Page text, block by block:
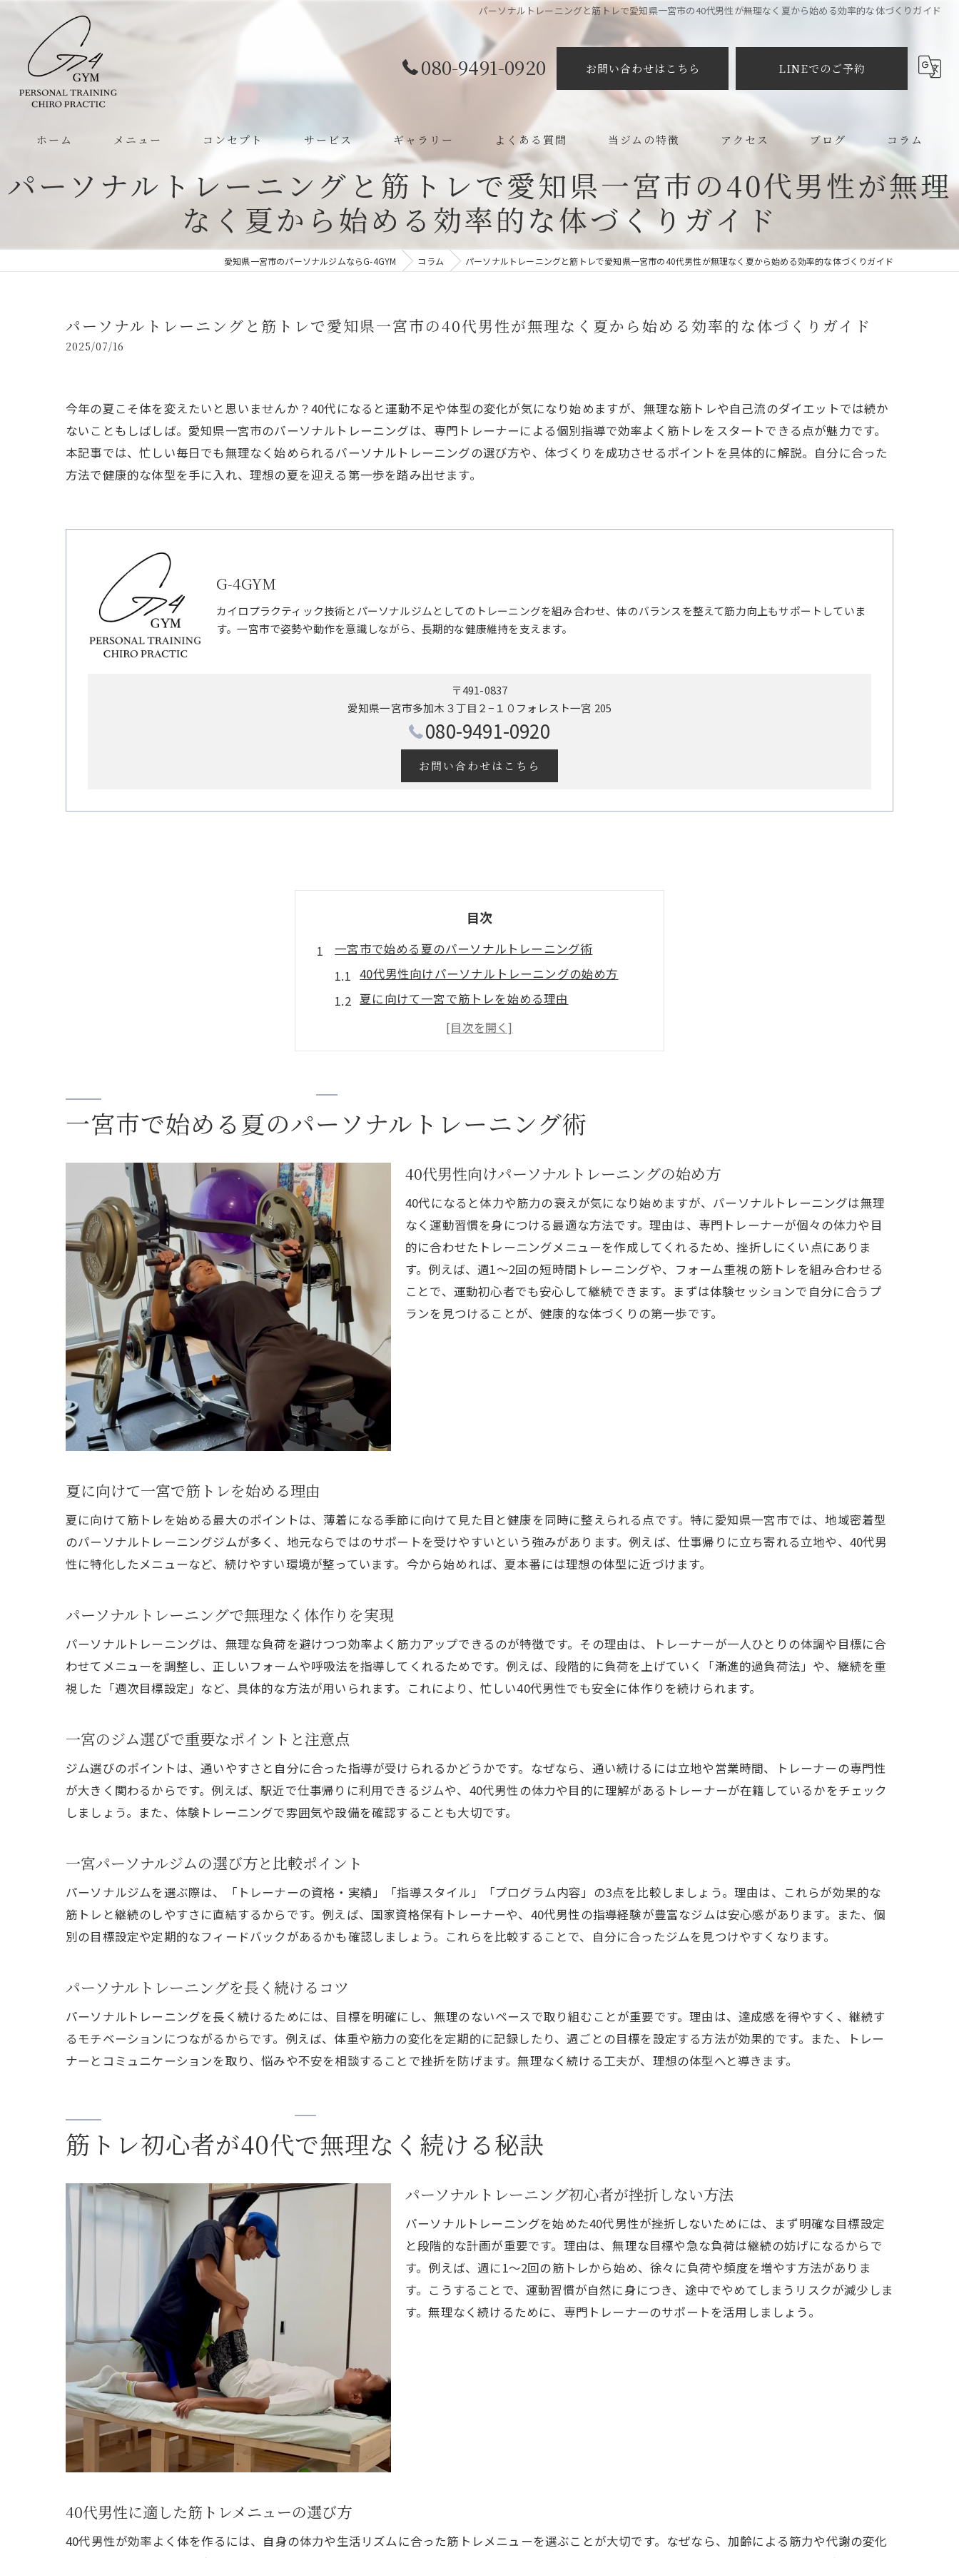
パーソナルトレーニングと筋トレで愛知県一宮市の40代男性が無理なく夏から始める効率的な体づくりガイド
080-9491-0920 お問い合わせはこちら LINEでのご予約
ホーム メニュー コンセプト サービス ギャラリー よくある質問 当ジムの特徴
ボディメイク
カイロプラクティック
整体
姿勢改善
アクセス ブログ コラム
パーソナルトレーニングと筋トレで愛知県一宮市の40代男性が無理
なく夏から始める効率的な体づくりガイド
愛知県一宮市のパーソナルジムならG-4GYM コラム パーソナルトレーニングと筋トレで愛知県一宮市の40代男性が無理なく夏から始める効率的な体づくりガイド
パーソナルトレーニングと筋トレで愛知県一宮市の40代男性が無理なく夏から始める効率的な体づくりガイド
2025/07/16
今年の夏こそ体を変えたいと思いませんか？40代になると運動不足や体型の変化が気になり始めますが、無理な筋トレや自己流のダイエットでは続か
ないこともしばしば。愛知県一宮市のパーソナルトレーニングは、専門トレーナーによる個別指導で効率よく筋トレをスタートできる点が魅力です。
本記事では、忙しい毎日でも無理なく始められるパーソナルトレーニングの選び方や、体づくりを成功させるポイントを具体的に解説。自分に合った
方法で健康的な体型を手に入れ、理想の夏を迎える第一歩を踏み出せます。
G-4GYM
カイロプラクティック技術とパーソナルジムとしてのトレーニングを組み合わせ、体のバランスを整えて筋力向上もサポートしていま
す。一宮市で姿勢や動作を意識しながら、長期的な健康維持を支えます。
〒491-0837
愛知県一宮市多加木３丁目２−１０フォレスト一宮 205
080-9491-0920
お問い合わせはこちら
目次
一宮市で始める夏のパーソナルトレーニング術
40代男性向けパーソナルトレーニングの始め方
夏に向けて一宮で筋トレを始める理由
パーソナルトレーニングで無理なく体作りを実現
一宮のジム選びで重要なポイントと注意点
筋トレ初心者が40代で無理なく続ける秘訣
40代男性に適した筋トレメニューの選び方
ジム選びで失敗しないためのチェックポイント
パーソナルトレーニングで得る安全な筋トレ習慣
一宮のパーソナルトレーニングで安心スタート
筋トレ初心者が無理なく継続できる秘訣
運動習慣を作るなら一宮市のパーソナルトレーニングへ
パーソナルトレーニングで運動習慣を無理なく定着
一宮のパーソナルジムは継続しやすさが魅力
40代男性におすすめの運動習慣形成方法
パーソナルトレーニングのサポートで継続力アップ
都度払いジム活用で負担を抑えた運動習慣づくり
パーソナルトレーニングで日常に運動を取り入れる
短時間でも効果的な筋トレプランの立て方
忙しい毎日に組み込める筋トレ習慣の工夫
パーソナルジムのサポートで安心感を得る方法
仕事と両立しやすいジム利用のポイント
無理なく続く筋トレ生活を一宮市で実現
パーソナルトレーニングで継続力を高める秘訣
一宮のジムで無理なく筋トレ生活を定着
口コミを活用したジム選びのポイント
続けやすい筋トレ環境を整えるコツ
効率的な体型改善はパーソナルトレーニングが鍵
パーソナルジムで得られる個別メニューの魅力
短期間で成果を出すパーソナルトレーニング法
体型改善を実感できるパーソナル指導の特徴
夏から始める筋トレ習慣で理想の体を手に入れる
パーソナルトレーニングで夏に向けた体作り
筋トレ習慣を夏から無理なく始める方法
40代男性が理想の体を手に入れる実践ポイント
理想の体型を叶えるパーソナルサポートの活用
パーソナルトレーニングで健康維持と体型改善
一宮のジムで健康的な体作りを実現する方法
パーソナルジムの選び方と続けるコツ
健康意識が高まるパーソナルトレーニングの魅力
体型維持と健康管理を両立するトレーニング法
パーソナルトレーニングで長く続ける健康習慣
一宮市で始める夏のパーソナルトレーニング術
40代男性向けパーソナルトレーニングの始め方
40代になると体力や筋力の衰えが気になり始めますが、パーソナルトレーニングは無理
なく運動習慣を身につける最適な方法です。理由は、専門トレーナーが個々の体力や目
的に合わせたトレーニングメニューを作成してくれるため、挫折しにくい点にありま
す。例えば、週1〜2回の短時間トレーニングや、フォーム重視の筋トレを組み合わせる
ことで、運動初心者でも安心して継続できます。まずは体験セッションで自分に合うプ
ランを見つけることが、健康的な体づくりの第一歩です。
夏に向けて一宮で筋トレを始める理由
夏に向けて筋トレを始める最大のポイントは、薄着になる季節に向けて見た目と健康を同時に整えられる点です。特に愛知県一宮市では、地域密着型
のパーソナルトレーニングジムが多く、地元ならではのサポートを受けやすいという強みがあります。例えば、仕事帰りに立ち寄れる立地や、40代男
性に特化したメニューなど、続けやすい環境が整っています。今から始めれば、夏本番には理想の体型に近づけます。
パーソナルトレーニングで無理なく体作りを実現
パーソナルトレーニングは、無理な負荷を避けつつ効率よく筋力アップできるのが特徴です。その理由は、トレーナーが一人ひとりの体調や目標に合
わせてメニューを調整し、正しいフォームや呼吸法を指導してくれるためです。例えば、段階的に負荷を上げていく「漸進的過負荷法」や、継続を重
視した「週次目標設定」など、具体的な方法が用いられます。これにより、忙しい40代男性でも安全に体作りを続けられます。
一宮のジム選びで重要なポイントと注意点
ジム選びのポイントは、通いやすさと自分に合った指導が受けられるかどうかです。なぜなら、通い続けるには立地や営業時間、トレーナーの専門性
が大きく関わるからです。例えば、駅近で仕事帰りに利用できるジムや、40代男性の体力や目的に理解があるトレーナーが在籍しているかをチェック
しましょう。また、体験トレーニングで雰囲気や設備を確認することも大切です。
一宮パーソナルジムの選び方と比較ポイント
パーソナルジムを選ぶ際は、「トレーナーの資格・実績」「指導スタイル」「プログラム内容」の3点を比較しましょう。理由は、これらが効果的な
筋トレと継続のしやすさに直結するからです。例えば、国家資格保有トレーナーや、40代男性の指導経験が豊富なジムは安心感があります。また、個
別の目標設定や定期的なフィードバックがあるかも確認しましょう。これらを比較することで、自分に合ったジムを見つけやすくなります。
パーソナルトレーニングを長く続けるコツ
パーソナルトレーニングを長く続けるためには、目標を明確にし、無理のないペースで取り組むことが重要です。理由は、達成感を得やすく、継続す
るモチベーションにつながるからです。例えば、体重や筋力の変化を定期的に記録したり、週ごとの目標を設定する方法が効果的です。また、トレー
ナーとコミュニケーションを取り、悩みや不安を相談することで挫折を防げます。無理なく続ける工夫が、理想の体型へと導きます。
筋トレ初心者が40代で無理なく続ける秘訣
パーソナルトレーニング初心者が挫折しない方法
パーソナルトレーニングを始めた40代男性が挫折しないためには、まず明確な目標設定
と段階的な計画が重要です。理由は、無理な目標や急な負荷は継続の妨げになるからで
す。例えば、週に1～2回の筋トレから始め、徐々に負荷や頻度を増やす方法がありま
す。こうすることで、運動習慣が自然に身につき、途中でやめてしまうリスクが減少しま
す。無理なく続けるために、専門トレーナーのサポートを活用しましょう。
40代男性に適した筋トレメニューの選び方
40代男性が効率よく体を作るには、自身の体力や生活リズムに合った筋トレメニューを選ぶことが大切です。なぜなら、加齢による筋力や代謝の変化